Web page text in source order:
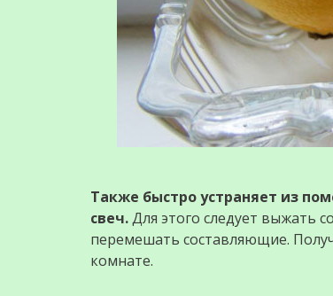
Также быстро устраняет из
свеч.Для этого следует выжать
перемешать составляющие.
комнате.